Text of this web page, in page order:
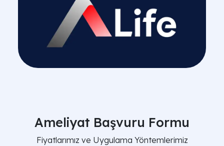
Ameliyat Başvuru Formu
Fiyatlarımız ve Uygulama Yöntemlerimiz